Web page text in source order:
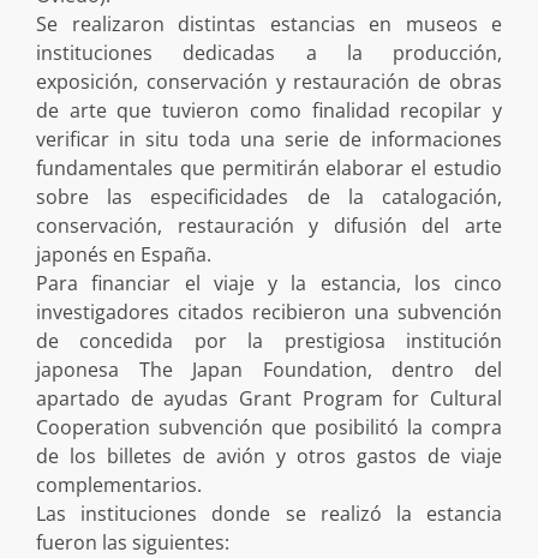
Se realizaron distintas estancias en museos e
instituciones dedicadas a la producción,
exposición, conservación y restauración de obras
de arte que tuvieron como finalidad recopilar y
verificar in situ toda una serie de informaciones
fundamentales que permitirán elaborar el estudio
sobre las especificidades de la catalogación,
conservación, restauración y difusión del arte
japonés en España.
Para financiar el viaje y la estancia, los cinco
investigadores citados recibieron una subvención
de concedida por la prestigiosa institución
japonesa The Japan Foundation, dentro del
apartado de ayudas Grant Program for Cultural
Cooperation subvención que posibilitó la compra
de los billetes de avión y otros gastos de viaje
complementarios.
Las instituciones donde se realizó la estancia
fueron las siguientes: